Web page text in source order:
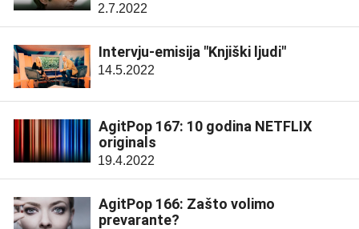
2.7.2022
Intervju-emisija "Knjiški ljudi"
14.5.2022
AgitPop 167: 10 godina NETFLIX
originals
19.4.2022
AgitPop 166: Zašto volimo
prevarante?